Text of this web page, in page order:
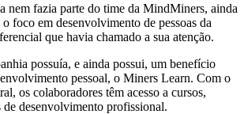
nem fazia parte do time da MindMiners, ainda
foco em desenvolvimento de pessoas da
que havia chamado a sua atenção.
possuía, e ainda possui, um benefício
pessoal, o Miners Learn. Com o
os colaboradores têm acesso a cursos,
desenvolvimento profissional.